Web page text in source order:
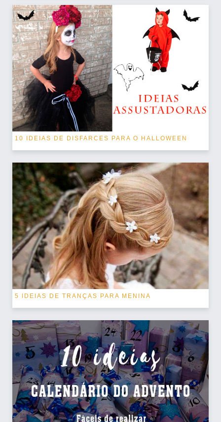
10 IDEIAS DE DISFARCES PARA O HALLOWEEN
5 IDEIAS DE TRANÇAS PARA MENINA